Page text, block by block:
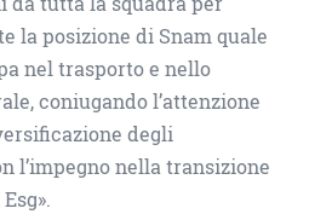
la posizione di Snam quale
nel trasporto e nello
coniugando l’attenzione
degli
l’impegno nella transizione